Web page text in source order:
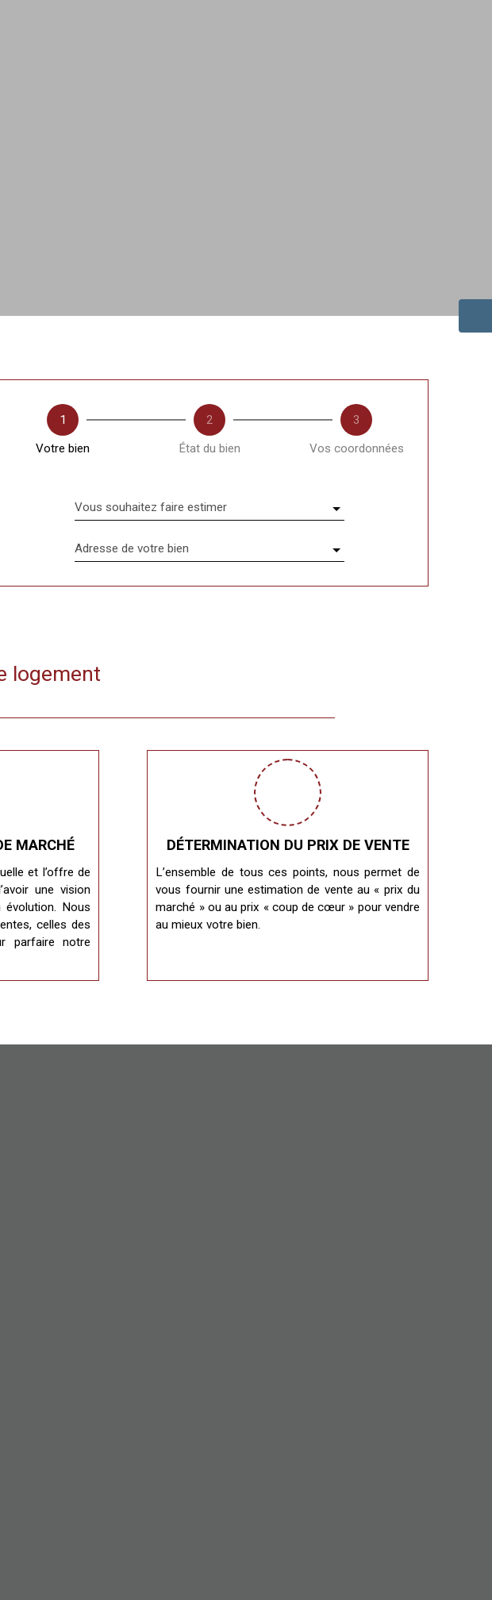
1
Votre bien
2
État du bien
3
Vos coordonnées
Vous souhaitez faire estimer
Adresse de votre bien
logement
MARCHÉ
et l’offre de
une vision
Nous
celles des
parfaire notre
DÉTERMINATION DU PRIX DE VENTE
L’ensemble de tous ces points, nous permet de
vous fournir une estimation de vente au « prix du
marché » ou au prix « coup de cœur » pour vendre
au mieux votre bien.